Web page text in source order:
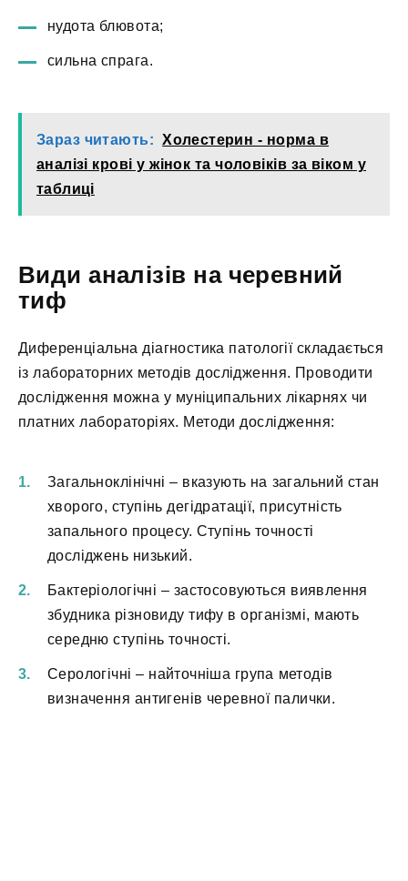
нудота блювота;
сильна спрага.
Зараз читають: Холестерин - норма в
аналізі крові у жінок та чоловіків за віком у
таблиці
Види аналізів на черевний
тиф
Диференціальна діагностика патології складається
із лабораторних методів дослідження. Проводити
дослідження можна у муніципальних лікарнях чи
платних лабораторіях. Методи дослідження:
Загальноклінічні – вказують на загальний стан
хворого, ступінь дегідратації, присутність
запального процесу. Ступінь точності
досліджень низький.
Бактеріологічні – застосовуються виявлення
збудника різновиду тифу в організмі, мають
середню ступінь точності.
Серологічні – найточніша група методів
визначення антигенів черевної палички.